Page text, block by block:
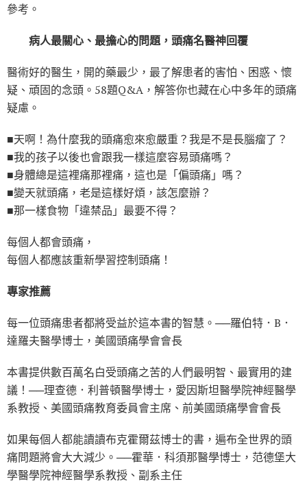
參考。
病人最關心、最擔心的問題，頭痛名醫神回覆
醫術好的醫生，開的藥最少，最了解患者的害怕、困惑、懷
疑、頑固的念頭。58題Q&A，解答你也藏在心中多年的頭痛
疑慮。
■天啊！為什麼我的頭痛愈來愈嚴重？我是不是長腦瘤了？
■我的孩子以後也會跟我一樣這麼容易頭痛嗎？
■身體總是這裡痛那裡痛，這也是「偏頭痛」嗎？
■變天就頭痛，老是這樣好煩，該怎麼辦？
■那一樣食物「違禁品」最要不得？
每個人都會頭痛，
每個人都應該重新學習控制頭痛！
專家推薦
每一位頭痛患者都將受益於這本書的智慧。──羅伯特．B．
達羅夫醫學博士，美國頭痛學會會長
本書提供數百萬名白受頭痛之苦的人們最明智、最實用的建
議！──理查德．利普頓醫學博士，愛因斯坦醫學院神經醫學
系教授、美國頭痛教育委員會主席、前美國頭痛學會會長
如果每個人都能讀讀布克霍爾茲博士的書，遍布全世界的頭
痛問題將會大大減少。──霍華．科須那醫學博士，范德堡大
學醫學院神經醫學系教授、副系主任